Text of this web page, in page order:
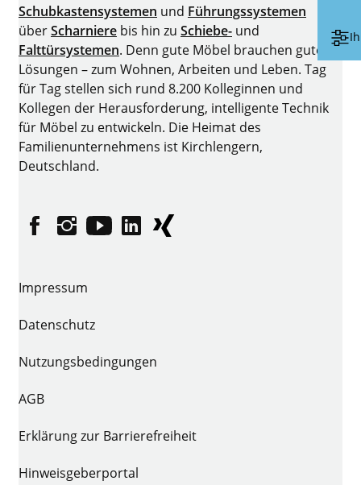
Schubkastensystemen und Führungssystemen
überScharniere bis hin zu Schiebe- und
Falttürsystemen. Denn gute Möbel brauchen gute
Lösungen – zum Wohnen, Arbeiten und Leben. Tag
für Tag stellen sich rund 8.200 Kolleginnen und
Kollegen der Herausforderung, intelligente Technik
für Möbel zu entwickeln. Die Heimat des
Familienunternehmens ist Kirchlengern,
Deutschland.
FacebookInstagram
YouTubelinkedinXING
Impressum
Datenschutz
Nutzungsbedingungen
AGB
Erklärung zur Barrierefreiheit
Hinweisgeberportal